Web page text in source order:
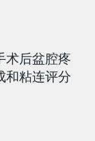
术后盆腔疼
和粘连评分